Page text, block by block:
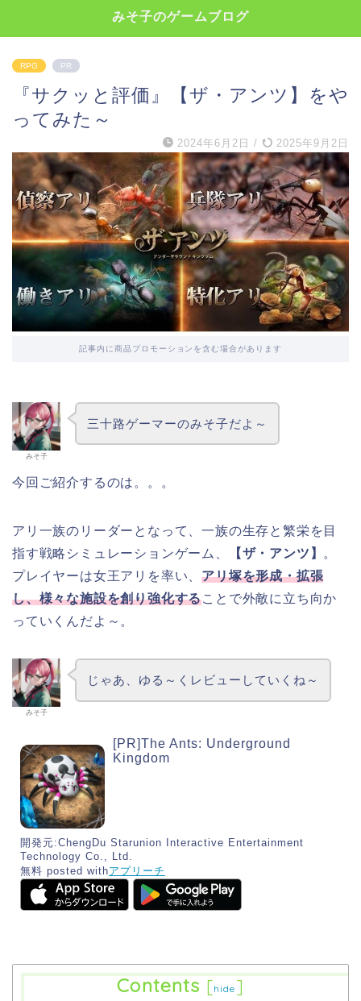
みそ子のゲームブログ
RPG PR
『サクッと評価』【ザ・アンツ】をや
ってみた～
2024年6月2日 / 2025年9月2日
記事内に商品プロモーションを含む場合があります
みそ子
三十路ゲーマーのみそ子だよ～
今回ご紹介するのは。。。
アリ一族のリーダーとなって、一族の生存と繁栄を目
指す戦略シミュレーションゲーム、
【ザ・アンツ】 。
プレイヤーは女王アリを率い、アリ塚を形成・拡張
し、様々な施設を創り強化することで外敵に立ち向か
っていくんだよ～。
みそ子
じゃあ、ゆる～くレビューしていくね～
[PR]The Ants: Underground
Kingdom
開発元:ChengDu Starunion Interactive Entertainment
Technology Co., Ltd.
無料 posted withアプリーチ
Contents [hide ]